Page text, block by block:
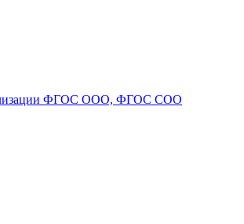
ФГОС ООО, ФГОС СОО